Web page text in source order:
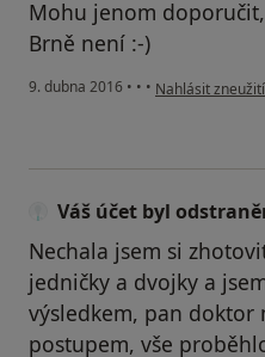
Mohu jenom
Brně není :-)
9. dubna 2016 • • • podle názoru
Nahlásit zneužití
Váš účet byl
Nechala jsem si
jedničky a dvojky a
výsledkem, pan doktor
postupem, vše